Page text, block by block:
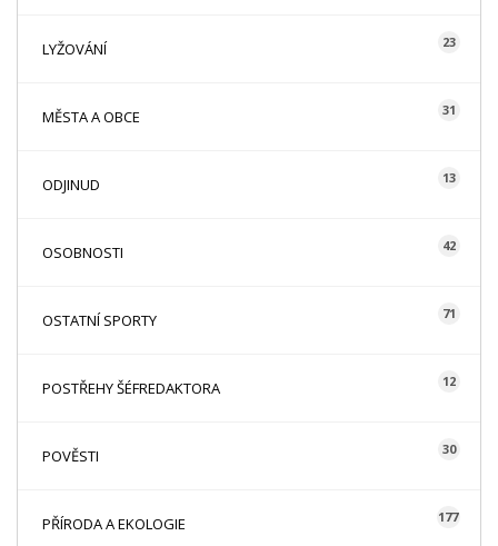
LYŽOVÁNÍ 23
MĚSTA A OBCE 31
ODJINUD 13
OSOBNOSTI 42
OSTATNÍ SPORTY 71
POSTŘEHY ŠÉFREDAKTORA 12
POVĚSTI 30
PŘÍRODA A EKOLOGIE 177